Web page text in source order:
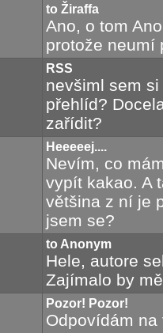
to Žiraffa
Ano, o tom
protože neumí
RSS
nevšiml sem
přehlíd?
zařídit?
Heeeeej....
Nevím, co
vypít kakao. A
většina z ní je
jsem se?
to Anonym
Hele, autore
Zajímalo by
Pozor! Pozor!
Odpovídám